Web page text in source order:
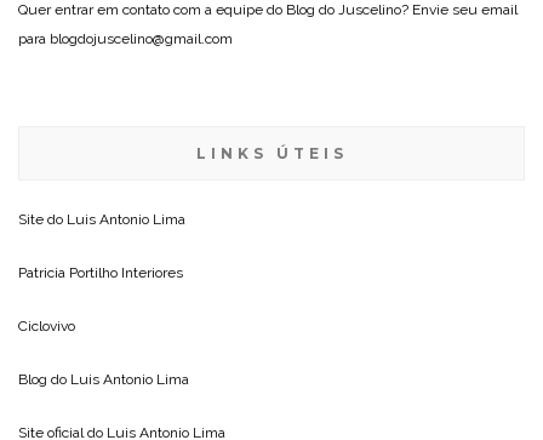
Quer entrar em contato com a equipe do Blog do Juscelino? Envie seu email
para blogdojuscelino@gmail.com
LINKS ÚTEIS
Site do Luis Antonio Lima
Patricia Portilho Interiores
Ciclovivo
Blog do Luis Antonio Lima
Site oficial do Luis Antonio Lima